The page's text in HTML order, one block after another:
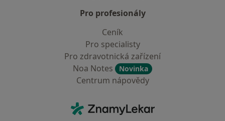
Pro profesionály
Ceník
Pro specialisty
Pro zdravotnická zařízení
Noa Notes
Novinka
Centrum nápovědy
ZnamyLekar - Hlavní stránka